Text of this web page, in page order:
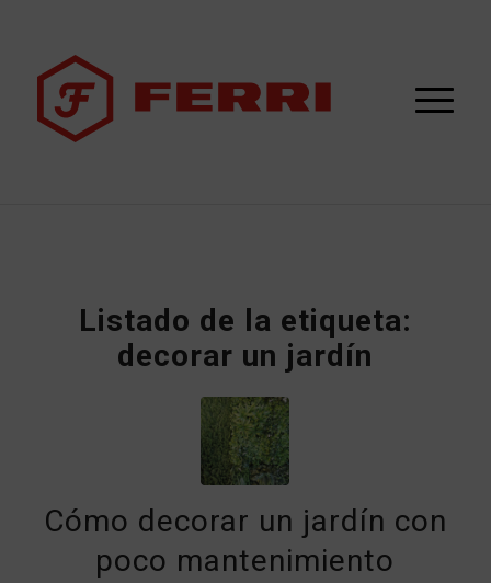
Listado de la etiqueta:
decorar un jardín
Cómo decorar un jardín con
poco mantenimiento